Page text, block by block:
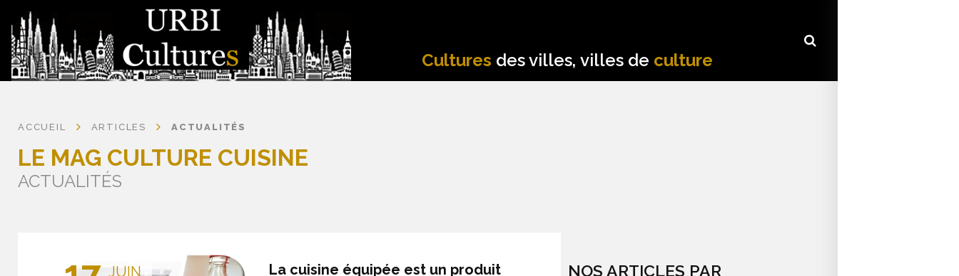
Cultures des villes, villes de culture
LE MAG CULTURE CUISINE
ACTUALITÉS
ACCUEIL ARTICLES ACTUALITÉS
JUIN
La cuisine équipée est un produit
NOS ARTICLES PAR